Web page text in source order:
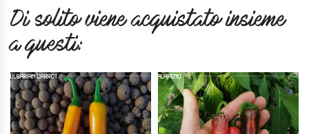
Di solito viene acquistato insieme
a questi: